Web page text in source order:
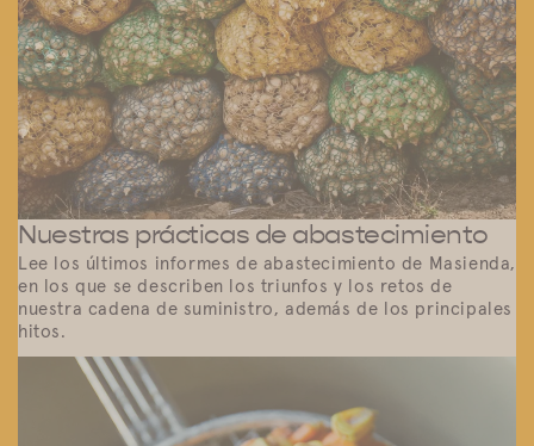
Nuestras prácticas de abastecimiento
Lee los últimos informes de abastecimiento de Masienda,
en los que se describen los triunfos y los retos de
nuestra cadena de suministro, además de los principales
hitos.